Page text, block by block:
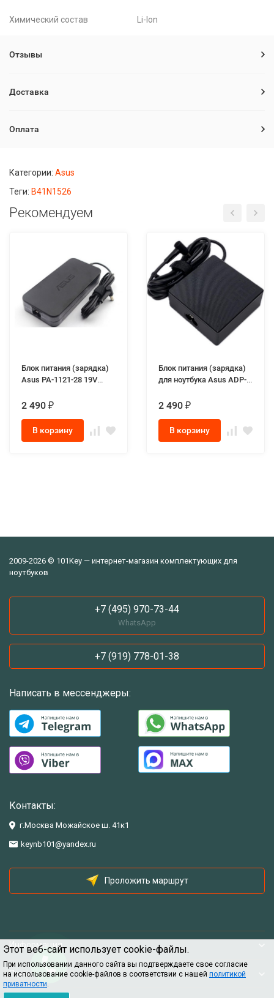
Этот веб-сайт использует cookie-файлы.
При использовании данного сайта вы подтверждаете свое согласие
на использование cookie-файлов в соответствии с нашей политикой
приватности.
Химический состав Li-Ion
Отзывы
Доставка
Оплата
Категории: Asus
Теги: B41N1526
Рекомендуем
Блок питания (зарядка)
Asus PA-1121-28 19V
3.7 mm для ноутбуков
series
2 490 ₽
В корзину
Блок питания (зарядка)
для ноутбука Asus ADP-
разъём 4.5-3.0mm
2 490 ₽
В корзину
2009-2026 © 101Key — интернет-магазин комплектующих для
ноутбуков
+7 (495) 970-73-44
WhatsApp
+7 (919) 778-01-38
Написать в мессенджеры:
Контакты:
г.Москва Можайское ш. 41к1
keynb101@yandex.ru
Проложить маршрут
Информация
Помощь